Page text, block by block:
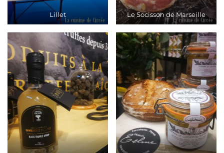
Lillet Le Socisson de Marseille